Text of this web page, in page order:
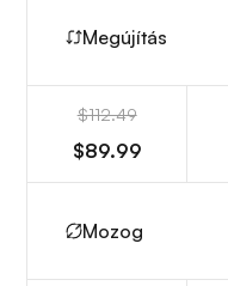
Megújítás
$112.49
$89.99
Mozog